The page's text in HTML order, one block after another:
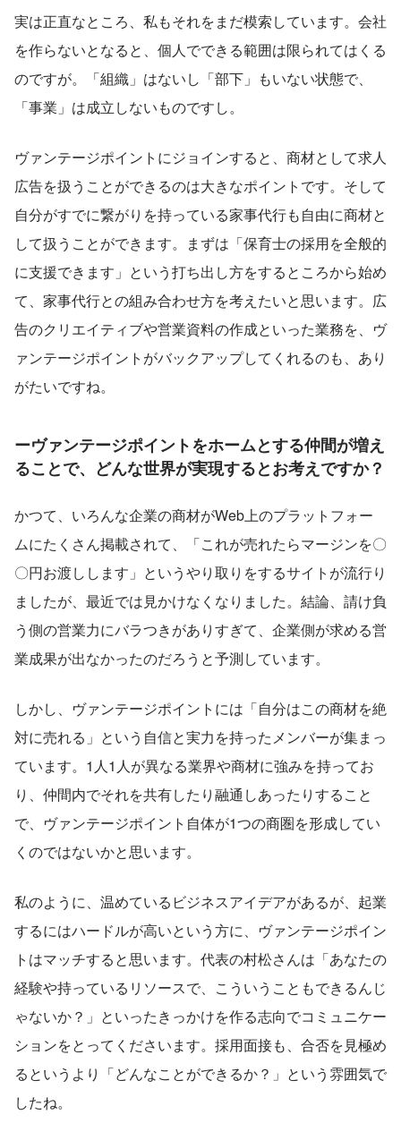
実は正直なところ、私もそれをまだ模索しています。会社
を作らないとなると、個人でできる範囲は限られてはくる
のですが。「組織」はないし「部下」もいない状態で、
「事業」は成立しないものですし。
ヴァンテージポイントにジョインすると、商材として求人
広告を扱うことができるのは大きなポイントです。そして
自分がすでに繋がりを持っている家事代行も自由に商材と
して扱うことができます。まずは「保育士の採用を全般的
に支援できます」という打ち出し方をするところから始め
て、家事代行との組み合わせ方を考えたいと思います。広
告のクリエイティブや営業資料の作成といった業務を、ヴ
ァンテージポイントがバックアップしてくれるのも、あり
がたいですね。
ーヴァンテージポイントをホームとする仲間が増え
ることで、どんな世界が実現するとお考えですか？
かつて、いろんな企業の商材がWeb上のプラットフォー
ムにたくさん掲載されて、「これが売れたらマージンを〇
〇円お渡しします」というやり取りをするサイトが流行り
ましたが、最近では見かけなくなりました。結論、請け負
う側の営業力にバラつきがありすぎて、企業側が求める営
業成果が出なかったのだろうと予測しています。
しかし、ヴァンテージポイントには「自分はこの商材を絶
対に売れる」という自信と実力を持ったメンバーが集まっ
ています。1人1人が異なる業界や商材に強みを持ってお
り、仲間内でそれを共有したり融通しあったりすること
で、ヴァンテージポイント自体が1つの商圏を形成してい
くのではないかと思います。
私のように、温めているビジネスアイデアがあるが、起業
するにはハードルが高いという方に、ヴァンテージポイン
トはマッチすると思います。代表の村松さんは「あなたの
経験や持っているリソースで、こういうこともできるんじ
ゃないか？」といったきっかけを作る志向でコミュニケー
ションをとってくださいます。採用面接も、合否を見極め
るというより「どんなことができるか？」という雰囲気で
したね。